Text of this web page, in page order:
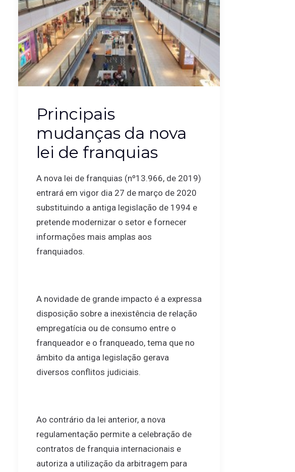
Principais
mudanças da nova
lei de franquias
A nova lei de franquias (nº13.966, de 2019)
entrará em vigor dia 27 de março de 2020
substituindo a antiga legislação de 1994 e
pretende modernizar o setor e fornecer
informações mais amplas aos
franquiados.
A novidade de grande impacto é a expressa
disposição sobre a inexistência de relação
empregatícia ou de consumo entre o
franqueador e o franqueado, tema que no
âmbito da antiga legislação gerava
diversos conflitos judiciais.
Ao contrário da lei anterior, a nova
regulamentação permite a celebração de
contratos de franquia internacionais e
autoriza a utilização da arbitragem para